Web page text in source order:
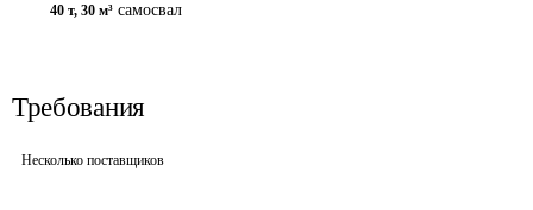
40 т, 30 м³ самосвал
Требования
Несколько поставщиков